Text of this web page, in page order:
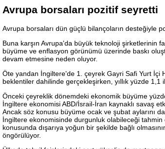
Avrupa borsaları pozitif seyretti
Avrupa borsaları dün güçlü bilançoların desteğiyle
Buna karşın Avrupa'da büyük teknoloji şirketlerinin
büyüme ve enflasyon görünümü üzerinde baskı
devam etmesine neden oluyor.
Öte yandan İngiltere'de 1. çeyrek Gayri Safi Yurt İçi
beklentiler dahilinde gerçekleşirken, yıllık yüzde
Önceki çeyreklik dönemdeki ekonomik büyüme
İngiltere ekonomisi ABD/İsrail-İran kaynaklı savaş
Ancak söz konusu büyüme ocak ve şubat aylarını
İngiltere ekonomisinde durgunluk olabileceği
konusunda dışarıya yoğun bir şekilde bağlı
öngörülüyor.